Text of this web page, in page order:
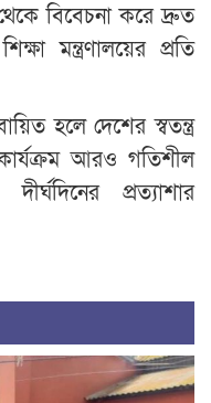
বিবেচনা করে দ্রুত
মন্ত্রণালয়ের প্রতি
হলে দেশের স্বতন্ত্র
কার্যক্রম আরও গতিশীল
প্রত্যাশার